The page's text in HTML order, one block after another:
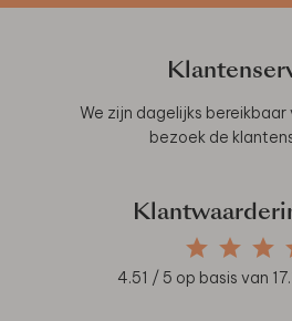
We zijn dagelijks bereikbaar
bezoek de
4.51 / 5 op basis van